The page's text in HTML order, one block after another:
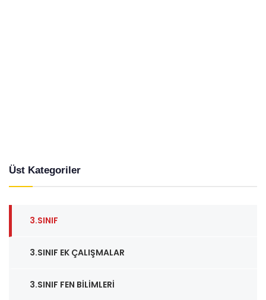
Üst Kategoriler
3.SINIF
3.SINIF EK ÇALIŞMALAR
3.SINIF FEN BILIMLERI